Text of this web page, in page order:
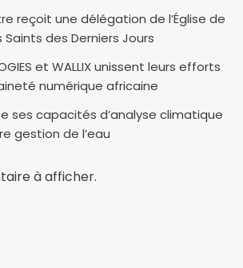
reçoit une délégation de l’Église de
des Derniers Jours
et WALLIX unissent leurs efforts
numérique africaine
ses capacités d’analyse climatique
gestion de l’eau
à afficher.